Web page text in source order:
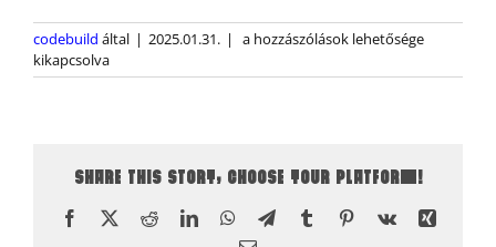
codebuild által | 2025.01.31. |
Citroën
a hozzászólások lehetősége
kikapcsolva
SHARE THIS STORY, CHOOSE YOUR PLATFORM!
Facebook
X RedditLinkedInWhatsApp
TelegramTumblrPinterest
Vk
Xing